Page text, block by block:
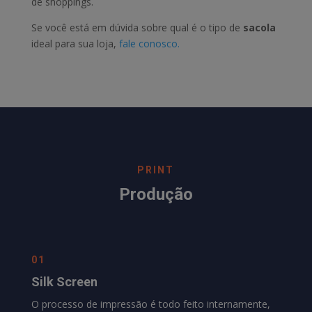
Se você está em dúvida sobre qual é o tipo de sacola
ideal para sua loja, fale conosco.
PRINT
Produção
01
Silk Screen
O processo de impressão é todo feito internamente,